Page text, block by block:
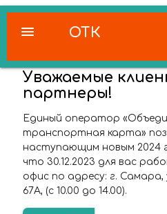
ОТК
menu
Уважаемые
партнеры!
Единый оператор
транспортная карта»
наступающим новым 2024
что 30.12.2023 для вас
офис по адресу: г. Самара,
67А, (с 10.00 до 14.00).